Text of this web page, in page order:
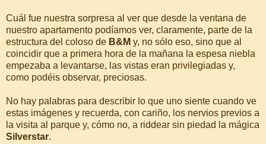
Cuál fue nuestra sorpresa al ver que desde la ventana de
nuestro apartamento podíamos ver, claramente, parte de la
estructura del coloso de B&M y, no sólo eso, sino que al
coincidir que a primera hora de la mañana la espesa niebla
empezaba a levantarse, las vistas eran privilegiadas y,
como podéis observar, preciosas.
No hay palabras para describir lo que uno siente cuando ve
estas imágenes y recuerda, con cariño, los nervios previos a
la visita al parque y, cómo no, a riddear sin piedad la mágica
Silverstar.